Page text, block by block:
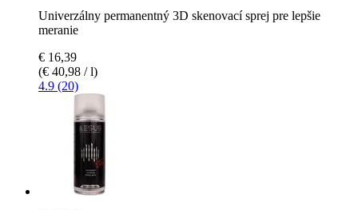
Univerzálny permanentný 3D skenovací sprej pre lepšie
meranie
€ 16,39
(€ 40,98 / l)
4.9 (20)